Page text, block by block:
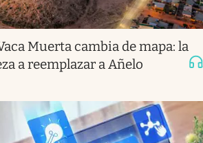
Muerta cambia de mapa: la
a reemplazar a Añelo